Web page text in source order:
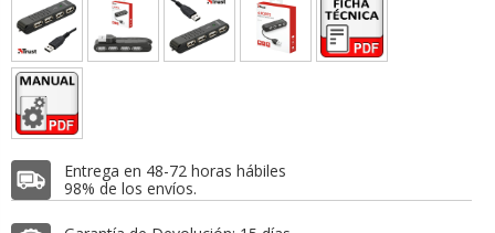
Entrega en 48-72 horas hábiles
98% de los envíos.